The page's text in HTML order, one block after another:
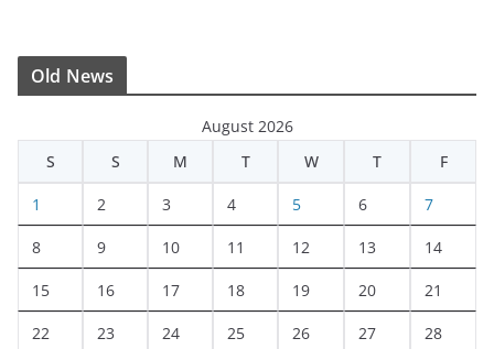
Old News
August 2026
S
S M T W T F
1 2 3 4 5 6 7
8 9 10 11 12 13 14
15 16 17 18 19 20 21
22 23 24 25 26 27 28